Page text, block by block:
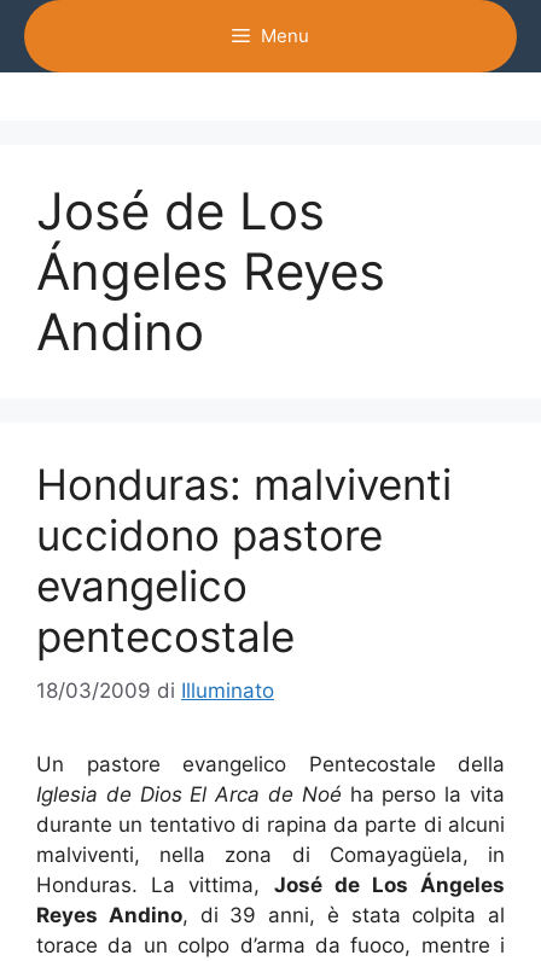
Vai
contenuto
Menu
José de Los
Ángeles Reyes
Andino
Honduras: malviventi
uccidono pastore
evangelico
pentecostale
18/03/2009 di Illuminato
Un pastore evangelico Pentecostale della
Iglesia de Dios El Arca de Noé ha perso la vita
durante un tentativo di rapina da parte di alcuni
malviventi, nella zona di Comayagüela, in
Honduras. La vittima, José de Los Ángeles
Reyes Andino, di 39 anni, è stata colpita al
torace da un colpo d’arma da fuoco, mentre i